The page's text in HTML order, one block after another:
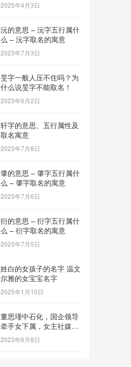
2025年4月3日
沅的意思 – 沅字五行属什
么 – 沅字取名的寓意
2023年7月3日
旻字一般人压不住吗？为
什么说旻字不能取名！
2023年6月2日
轩字的意思、五行属性及
取名寓意
2023年7月8日
肇的意思 – 肇字五行属什
么 – 肇字取名的寓意
2023年7月6日
衍的意思 – 衍字五行属什
么 – 衍字取名的寓意
2023年7月5日
姓白的女孩子的名字 温文
尔雅的女宝宝名字
2025年1月10日
董思瑾中石化，国企领导
牵手女下属，女主社媒晒
钻戒，奢侈品众多还要买
保险箱
2023年6月8日